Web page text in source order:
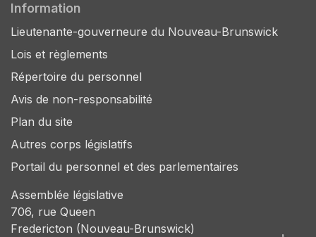
Information
Lieutenante-gouverneure du Nouveau-Brunswick
Lois et règlements
Répertoire du personnel
Avis de non-responsabilité
Plan du site
Autres corps législatifs
Portail du personnel et des parlementaires
Assemblée législative
706, rue Queen
Fredericton (Nouveau-Brunswick)